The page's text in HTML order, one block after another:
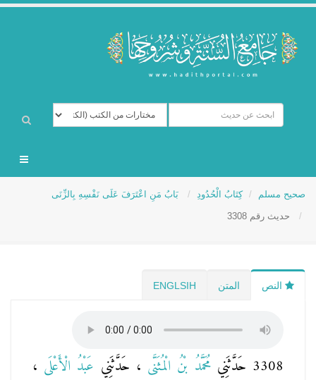
صحيح مسلم كِتَابُ الْحُدُودِ بَابُ مَنِ اعْتَرَفَ عَلَى نَفْسِهِ بِالزِّنَى
حديث رقم 3308
النص المتن ENGLSIH
3308 حَدَّثَنِي مُحَمَّدُ بْنُ الْمُثَنَّى ، حَدَّثَنِي عَبْدُ الْأَعْلَى ،